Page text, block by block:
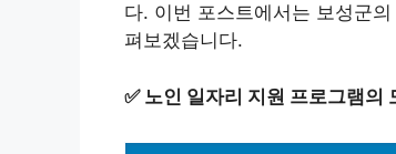
다. 이번 포스트에서는 보성군
펴보겠습니다.
✅ 노인 일자리 지원 프로그램의